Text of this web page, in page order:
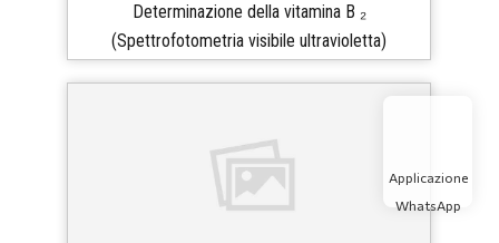
Determinazione della vitamina B ₂
(Spettrofotometria visibile ultravioletta)
Applicazione
WhatsApp